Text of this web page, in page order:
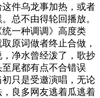
件乌龙事加热，或者
总不由得轮回播放。
一种调调》高度类
原词做者终止合做，
净水曾经泼了，歌抄
尾都有点不合错误
只是受邀演唱，无论
良多网友逃着瓜逃着